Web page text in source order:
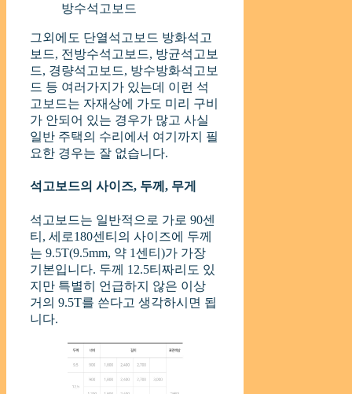
방수석고보드
그외에도 단열석고보드 방화석고
보드, 전방수석고보드, 방균석고보
드, 경량석고보드, 방수방화석고보
드 등 여러가지가 있는데 이런 석
고보드는 자재상에 가도 미리 구비
가 안되어 있는 경우가 많고 사실
일반 주택의 수리에서 여기까지 필
요한 경우는 잘 없습니다.
석고보드의 사이즈, 두께, 무게
석고보드는 일반적으로 가로 90센
티, 세로180센티의 사이즈에 두께
는 9.5T(9.5mm, 약 1센티)가 가장
기본입니다. 두께 12.5티짜리도 있
지만 특별히 언급하지 않은 이상
거의 9.5T를 쓴다고 생각하시면 됩
니다.